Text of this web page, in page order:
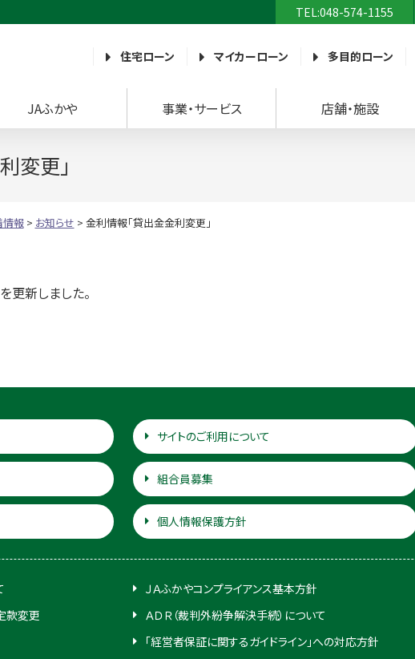
TEL:048-574-1155
ふかや（農協・農業協同組合）
住宅ローン マイカーローン 多目的ローン
JAふかや 事業・サービス 店舗・施設
変更」
情報> お知らせ > 金利情報「貸出金金利変更」
新しました。
サイトのご利用について
組合員募集
個人情報保護方針
ＪＡふかやコンプライアンス基本方針
款変更
ＡＤＲ（裁判外紛争解決手続）について
「経営者保証に関するガイドライン」への対応方針